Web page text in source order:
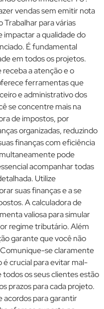
vendas sem emitir nota
Trabalhar para várias
impactar a qualidade do
É fundamental
em todos os projetos.
a atenção e o
ferramentas que
e administrativo dos
se concentre mais na
de impostos, por
organizadas, reduzindo
finanças com eficiência
pode
acompanhar todas
Utilize
suas finanças e a se
A calculadora de
valiosa para simular
regime tributário. Além
garante que você não
se claramente
crucial para evitar mal-
os seus clientes estão
prazos para cada projeto.
acordos para garantir